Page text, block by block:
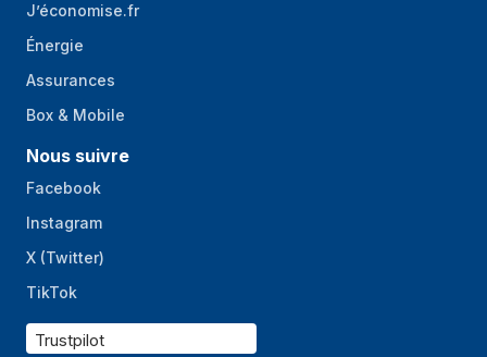
Numéro
d'ouverture de la
seconde caméra
arrière
Numéro
troisième caméra
arrière
Taille de pixel de la
caméra arrière
Angle du champ de
vision de la
112°
J’économise.fr
Énergie
Assurances
Box & Mobile
Nous suivre
Facebook
Instagram
X (Twitter)
TikTok
Trustpilot